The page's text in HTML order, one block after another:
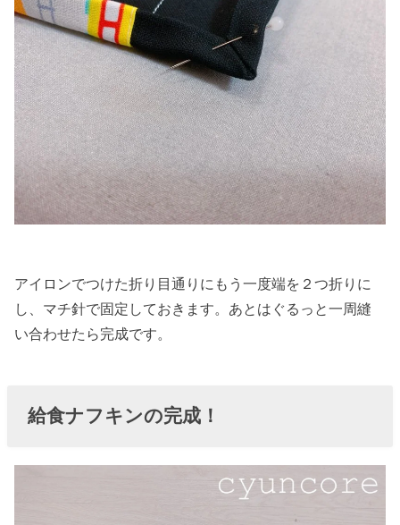
アイロンでつけた折り目通りにもう一度端を２つ折りに
し、マチ針で固定しておきます。あとはぐるっと一周縫
い合わせたら完成です。
給食ナフキンの完成！